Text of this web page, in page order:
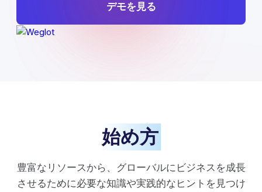
デモを見る
始め方
豊富なリソースから、グローバルにビジネスを成長
させるために必要な知識や実践的なヒントを見つけ